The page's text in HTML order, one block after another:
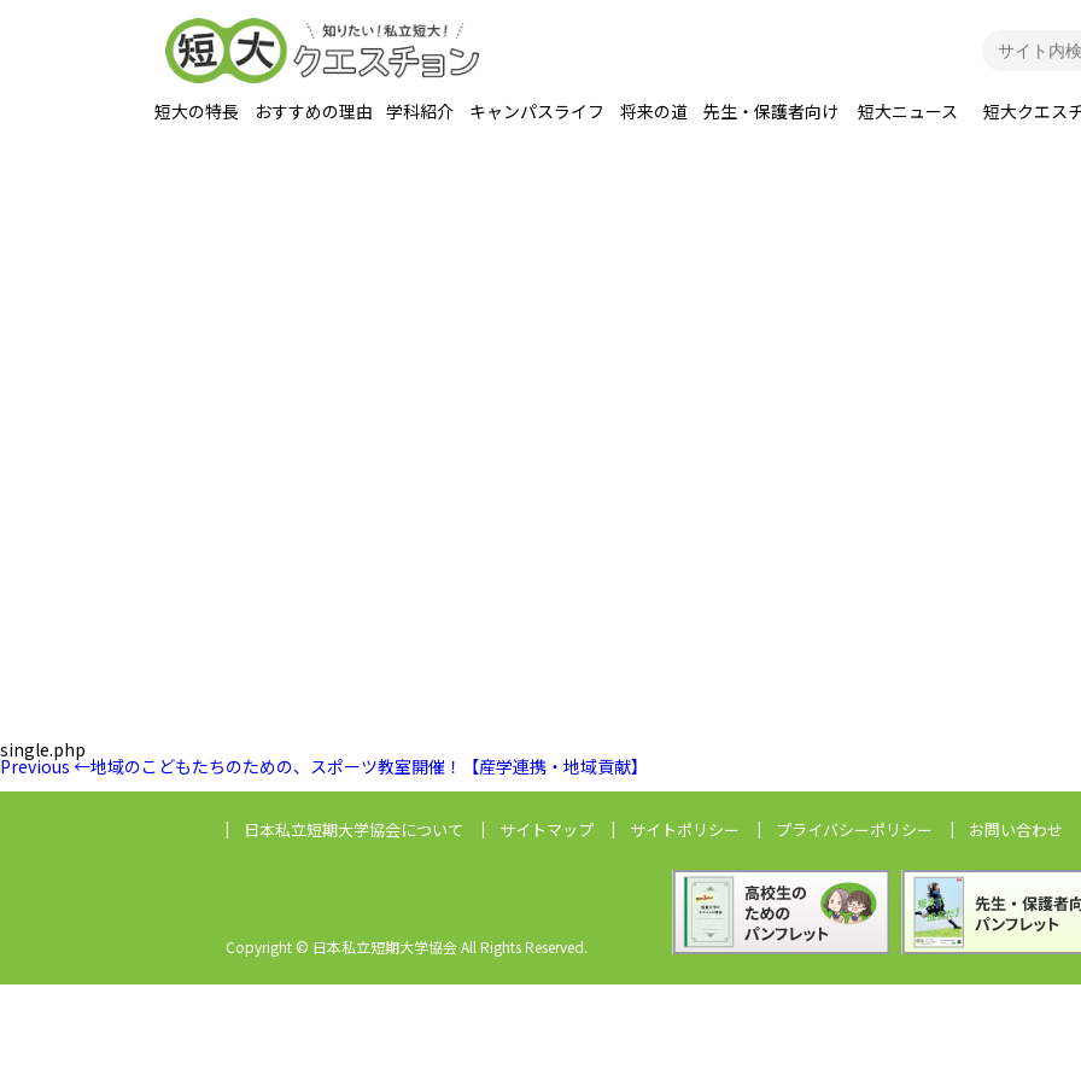
短大の特長 おすすめの理由 学科紹介 キャンパスライフ 将来の道 先生・保護者向け 短大ニュース 短大クエス
single.php
投
ナ
Previous
Previous ←地域のこどもたちのための、スポーツ教室開催！【産学連携・地域貢献】
日本私立短期大学協会について サイトマップ サイトポリシー プライバシーポリシー お問い合わせ
Copyright © 日本私立短期大学協会 All Rights Reserved.